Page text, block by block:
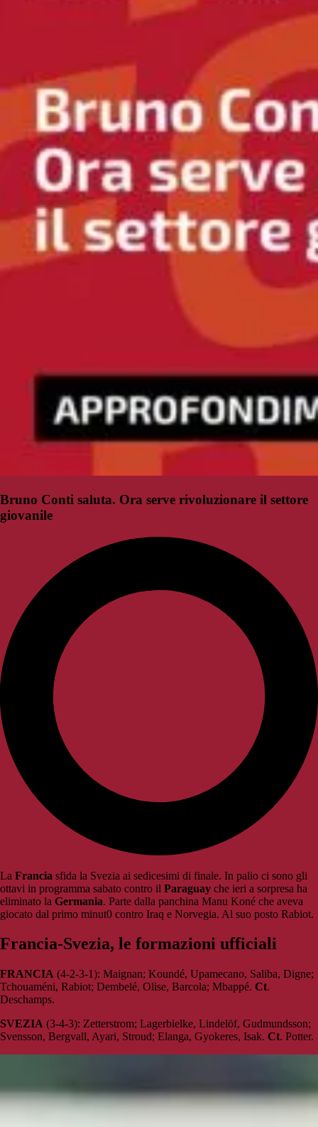
Bruno Conti saluta. Ora serve rivoluzionare il settore
giovanile
La Francia sfida la Svezia ai sedicesimi di finale. In palio ci sono gli
ottavi in programma sabato contro il Paraguay che ieri a sorpresa ha
eliminato la Germania. Parte dalla panchina Manu Koné che aveva
giocato dal primo minut0 contro Iraq e Norvegia. Al suo posto Rabiot.
Francia-Svezia, le formazioni ufficiali
FRANCIA (4-2-3-1): Maignan; Koundé, Upamecano, Saliba, Digne;
Tchouaméni, Rabiot; Dembelé, Olise, Barcola; Mbappé. Ct.
Deschamps.
SVEZIA (3-4-3): Zetterstrom; Lagerbielke, Lindelöf, Gudmundsson;
Svensson, Bergvall, Ayari, Stroud; Elanga, Gyokeres, Isak. Ct. Potter.